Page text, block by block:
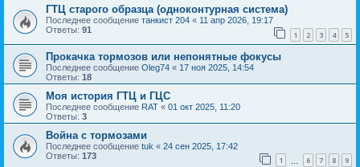
ГТЦ старого образца (одноконтурная система)
Последнее сообщение танкист 204 « 11 апр 2026, 19:17
Ответы: 91 1 2 3 4 5
Прокачка тормозов или непонятные фокусы
Последнее сообщение Oleg74 « 17 ноя 2025, 14:54
Ответы: 18
Моя история ГТЦ и ГЦС
Последнее сообщение RAT « 01 окт 2025, 11:20
Ответы: 3
Война с тормозами
Последнее сообщение tuk « 24 сен 2025, 17:42
Ответы: 173 1 6 7 8 9